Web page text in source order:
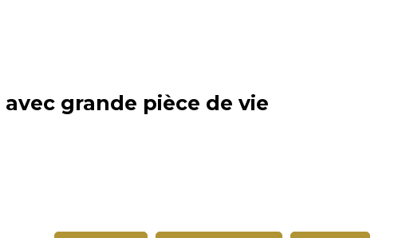
grande pièce de vie